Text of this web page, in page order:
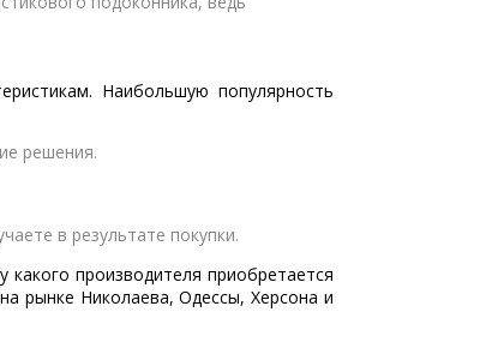
Наибольшую популярность
решения.
в результате покупки.
производителя приобретается
рынке Николаева, Одессы, Херсона и